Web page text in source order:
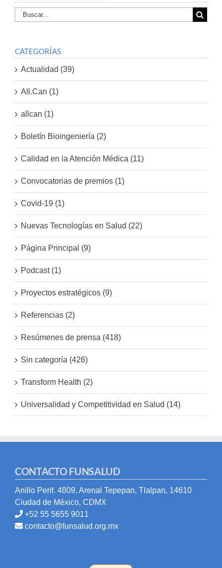
Buscar
por:
CATEGORÍAS
Actualidad (39)
All.Can (1)
allcan (1)
Boletín Bioingeniería (2)
Calidad en la Atención Médica (11)
Convocatorias de premios (1)
Covid-19 (1)
Nuevas Tecnologías en Salud (22)
Página Principal (9)
Podcast (1)
Proyectos estratégicos (9)
Referencias (2)
Resúmenes de prensa (418)
Sin categoría (426)
Transform Health (2)
Universalidad y Competitividad en Salud (14)
CONTACTO FUNSALUD
Anillo Perif. 4809, Arenal Tepepan, Tlalpan, 14610
Ciudad de México, CDMX
+52 55 5655 9011
contacto@funsalud.org.mx